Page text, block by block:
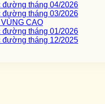
đường tháng 04/2026
đường tháng 03/2026
CAO
đường tháng 01/2026
đường tháng 12/2025